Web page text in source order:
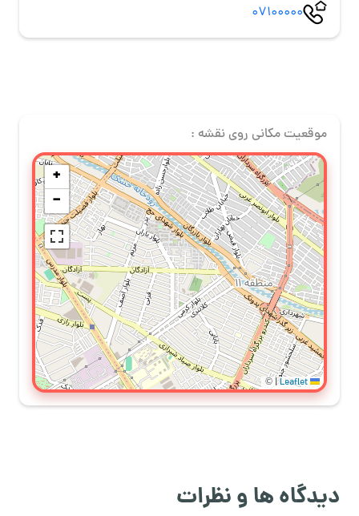
07100000
موقعیت مکانی روی نقشه :
+
−
|
©
دیدگاه ها و نظرات